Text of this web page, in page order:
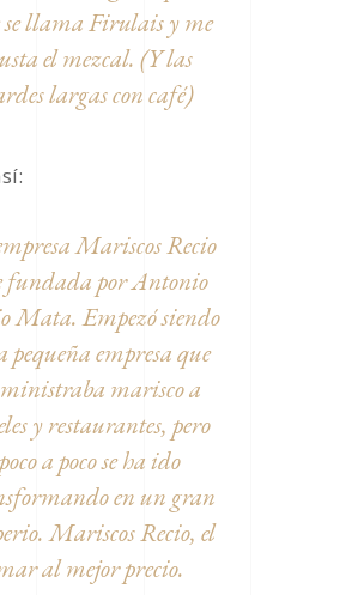
se llama Firulais y me
el mezcal. (Y las
largas con café)
Mariscos Recio
fundada por Antonio
Mata. Empezó siendo
pequeña empresa que
marisco a
y restaurantes, pero
poco a poco se ha ido
en un gran
Mariscos Recio, el
al mejor precio.